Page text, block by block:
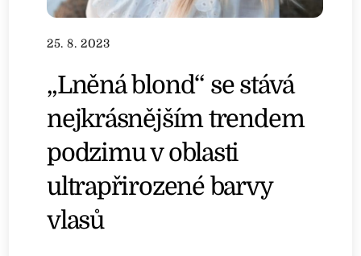
25. 8. 2023
„Lněná blond“ se stává
nejkrásnějším trendem
podzimu v oblasti
ultrapřirozené barvy
vlasů